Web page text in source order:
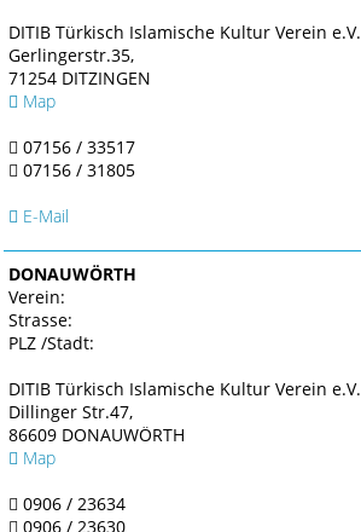
DITIB Türkisch Islamische Kultur Verein e.V.
Gerlingerstr.35,
71254 DITZINGEN
Map
07156 / 33517
07156 / 31805
E-Mail
DONAUWÖRTH
Verein:
Strasse:
PLZ /Stadt:
DITIB Türkisch Islamische Kultur Verein e.V.
Dillinger Str.47,
86609 DONAUWÖRTH
Map
0906 / 23634
0906 / 23630